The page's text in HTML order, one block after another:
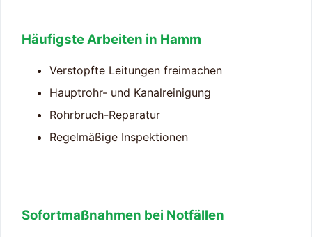
Häufigste Arbeiten in Hamm
Verstopfte Leitungen freimachen
Hauptrohr- und Kanalreinigung
Rohrbruch-Reparatur
Regelmäßige Inspektionen
Sofortmaßnahmen bei Notfällen